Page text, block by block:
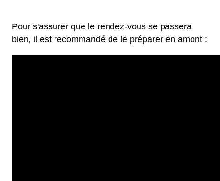
Pour s'assurer que le rendez-vous se passera
bien, il est recommandé de le préparer en amont :